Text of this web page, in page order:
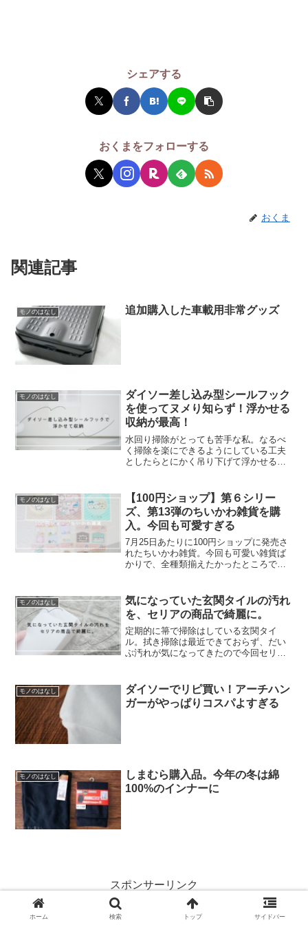
シェアする
おくまをフォローする
おくま
関連記事
モノのはなし 追加購入した車載用非常グッズ
モノのはなし
ダイソー差し込み型シールフック
を使ってヌメり知らず！浮かせる
収納が最高！
水回り掃除がとっても苦手な私。なるべ
く掃除を楽にできるようにしている工夫
としたらとにかく吊り下げて浮かせる収
らず気を抜くと底の部分はヌメヌメ、洗
面台はピンク汚れが溜まっ...
モノのはなし
【100円ショップ】第６シリー
ズ、第13弾のちいかわ雑貨を購
入。今回も可愛すぎる
7月25日あたりに100円ショップに発売さ
れたちいかわ雑貨。今回も可愛い雑貨ば
かりで、全種類揃えたかったところです
無事に購入できました。第１３弾ちいか
わ雑貨今回の第１３...
モノのはなし
気になっていた玄関タイルの汚れ
を、セリアの商品で綺麗に。
定期的に箒で掃除はしている玄関タイ
ル。拭き掃除は最近できておらず、だい
ぶ汚れが気になってきたので今回セリア
店：セリア価格：100円（税抜）材質：メ
ラミンフォームJANコー...
モノのはなし
ダイソーでリピ買い！アーチハン
ガーがやっぱりコスパよすぎる
モノのはなし
しまむら購入品。今年の冬は綿
100%のインナーに
スポンサーリンク
ホーム 検索 トップ サイドバー